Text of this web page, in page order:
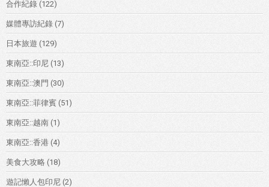
合作紀錄 (122)
媒體專訪紀錄 (7)
日本旅遊 (129)
東南亞::印尼 (13)
東南亞::澳門 (30)
東南亞::菲律賓 (51)
東南亞::越南 (1)
東南亞::香港 (4)
美食大攻略 (18)
遊記懶人包印尼 (2)